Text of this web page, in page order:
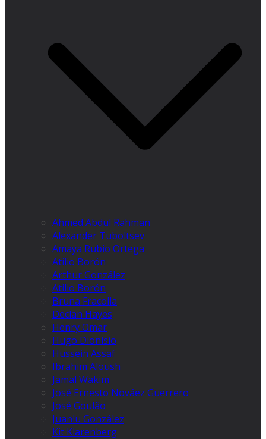
Ahmed Abdul Rahman
Alexander Tuboltsev
Amaya Rubio Ortega
Atilio Borón
Arthur González
Atilio Borón
Bruna Fracolla
Declan Hayes
Henry Omar
Hugo Dionísio
Hussein Assaf
Ibrahim Aloush
Jamal Wakim
José Ernesto Nováez Guerrero
José Goulão
Juanlu González
Kit Klarenberg